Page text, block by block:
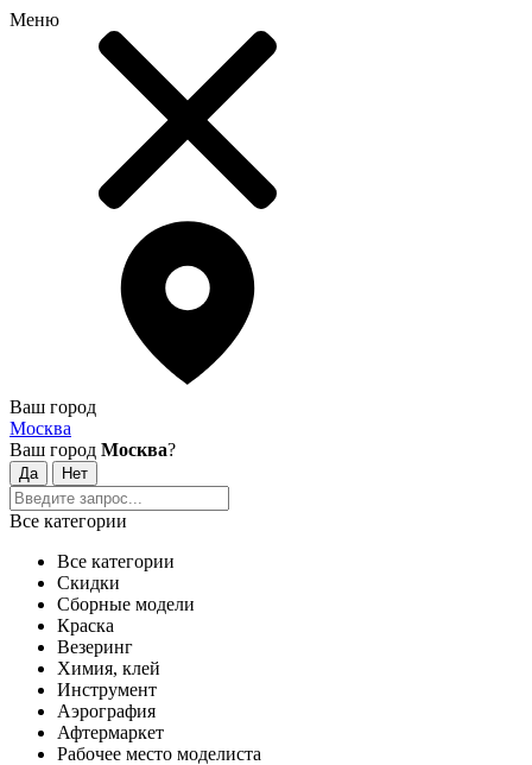
Меню
Ваш город
Москва
Ваш город Москва?
Все категории
Все категории
Скидки
Сборные модели
Краска
Везеринг
Химия, клей
Инструмент
Аэрография
Афтермаркет
Рабочее место моделиста